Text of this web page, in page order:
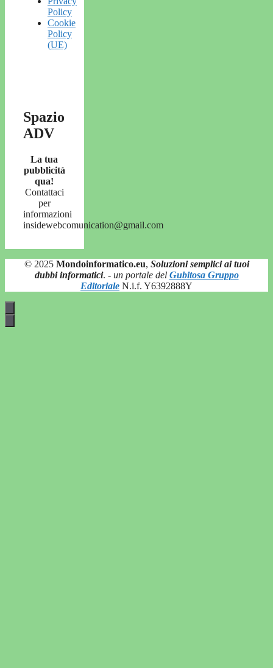
Policy
Cookie
Policy
(UE)
Spazio
ADV
La tua
pubblicità
qua!
Contattaci
per
informazioni
insidewebcomunication@gmail.com
© 2025 Mondoinformatico.eu, Soluzioni semplici ai tuoi
dubbi informatici. - un portale del Gubitosa Gruppo
Editoriale N.i.f. Y6392888Y